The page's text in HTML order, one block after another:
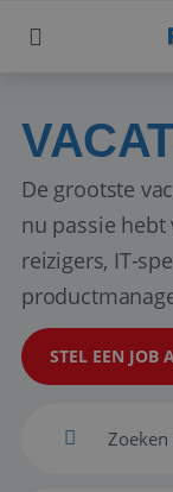
De grootste
nu passie
reizigers, IT-
STEL EEN JOB